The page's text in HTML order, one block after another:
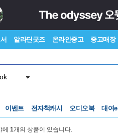
알라딘굿즈 온라인중고 중고매장
이벤트 전자책캐시 오디오북 대여
에 1개의 상품이 있습니다.